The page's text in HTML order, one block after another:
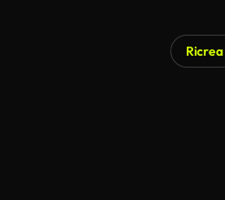
Ricrea